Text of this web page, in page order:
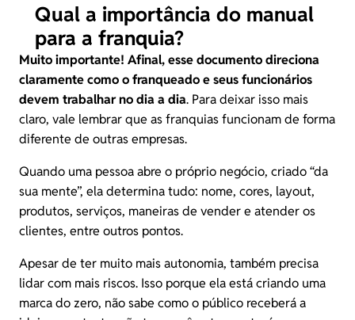
Qual a importância do manual
para a franquia?
Muito importante! Afinal, esse documento direciona
claramente como o franqueado e seus funcionários
devem trabalhar no dia a dia. Para deixar isso mais
claro, vale lembrar que as franquias funcionam de forma
diferente de outras empresas.
Quando uma pessoa abre o próprio negócio, criado “da
sua mente”, ela determina tudo: nome, cores, layout,
produtos, serviços, maneiras de vender e atender os
clientes, entre outros pontos.
Apesar de ter muito mais autonomia, também precisa
lidar com mais riscos. Isso porque ela está criando uma
marca do zero, não sabe como o público receberá a